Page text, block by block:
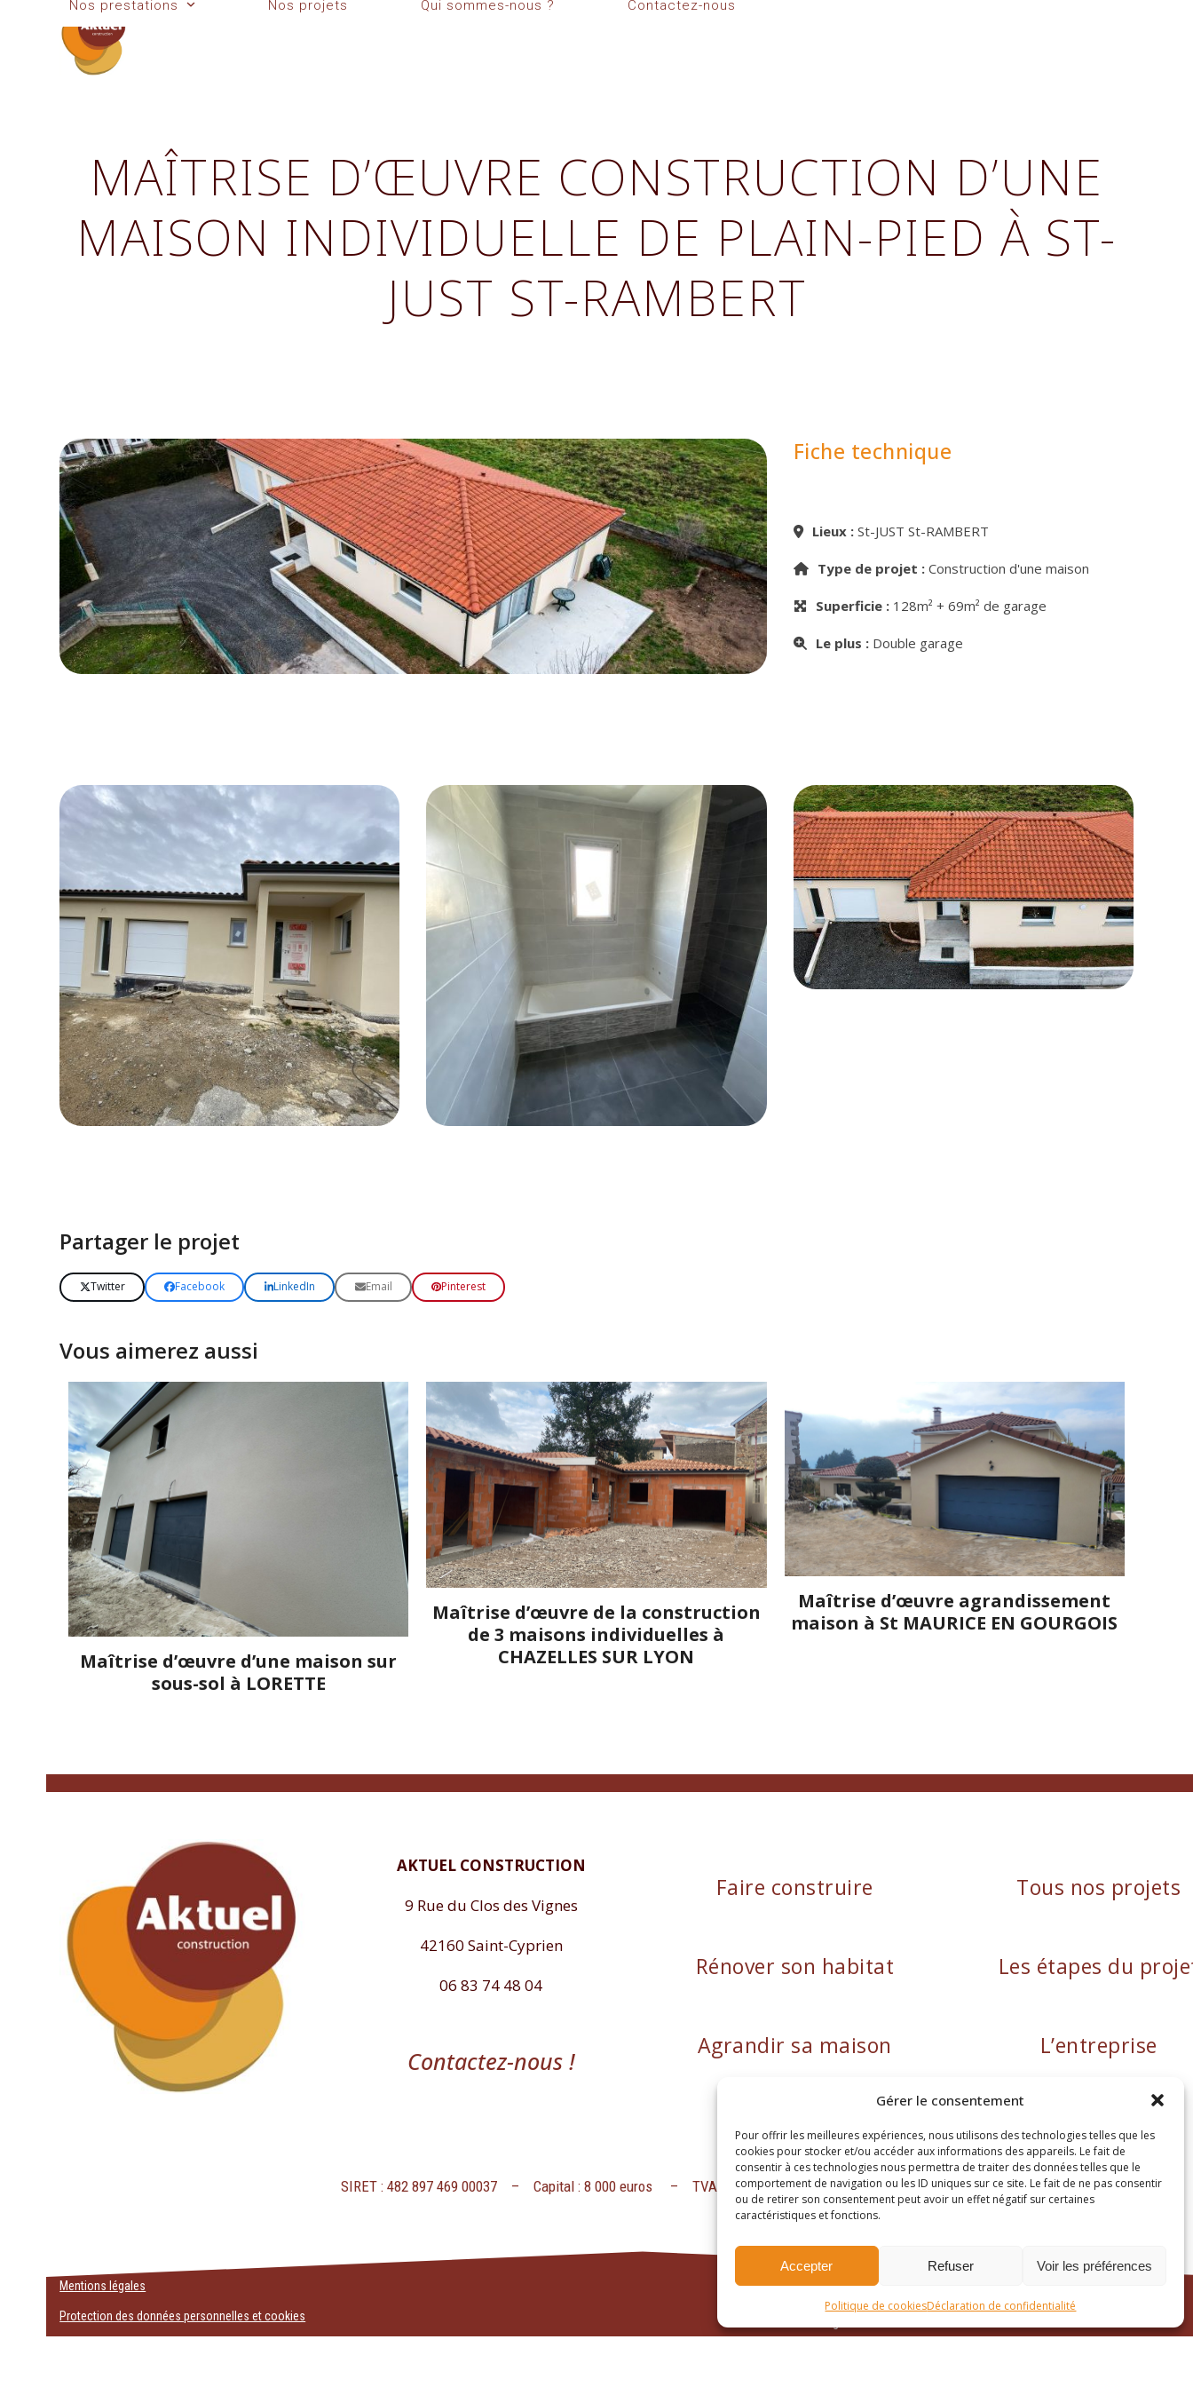
Gérer le consentement
Pour offrir les meilleures expériences, nous utilisons des technologies telles que les
cookies pour stocker et/ou accéder aux informations des appareils. Le fait de
consentir à ces technologies nous permettra de traiter des données telles que le
comportement de navigation ou les ID uniques sur ce site. Le fait de ne pas consentir
ou de retirer son consentement peut avoir un effet négatif sur certaines
caractéristiques et fonctions.
Accepter Refuser Voir les préférences
Politique de cookiesDéclaration de confidentialité
Nos prestations Nos projets Qui sommes-nous ? Contactez-nous
MAÎTRISE D’ŒUVRE CONSTRUCTION D’UNE
MAISON INDIVIDUELLE DE PLAIN-PIED À ST-
JUST ST-RAMBERT
Fiche technique
Lieux :St-JUST St-RAMBERT
Type de projet :Construction d'une maison
Superficie :128m² + 69m² de garage
Le plus :Double garage
Partager le projet
Twitter Facebook LinkedIn Email Pinterest
Vous aimerez aussi
Maîtrise d’œuvre d’une maison sur
sous-sol à LORETTE
Maîtrise d’œuvre de la construction
de 3 maisons individuelles à
CHAZELLES SUR LYON
Maîtrise d’œuvre agrandissement
maison à St MAURICE EN GOURGOIS
AKTUEL CONSTRUCTION
9 Rue du Clos des Vignes
42160 Saint-Cyprien
06 83 74 48 04
Contactez-nous !
Faire construire
Rénover son habitat
Agrandir sa maison
Tous nos projets
Les étapes du
L’entreprise
SIRET : 482 897 469 00037 – Capital : 8 000 euros – TVA intracommunautaire : FR38482897469
Mentions légales
Protection des données personnelles et cookies
Site réalisé par